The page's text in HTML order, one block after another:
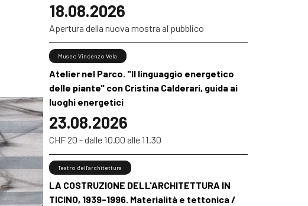
18.08.2026
Apertura della nuova mostra al pubblico
Atelier nel Parco. "Il linguaggio energetico
delle piante" con Cristina Calderari, guida ai
luoghi energetici
23.08.2026
Museo Vincenzo Vela
CHF 20 - dalle 10.00 alle 11.30
LA COSTRUZIONE DELL'ARCHITETTURA IN
TICINO, 1939-1996. Materialità e tettonica /
Teatro dell'architettura